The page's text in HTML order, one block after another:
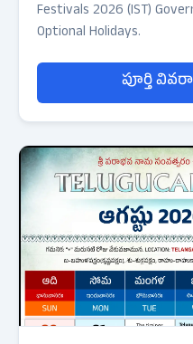
Festivals 2026 (IST)
Optional Holidays.
పూర్తి